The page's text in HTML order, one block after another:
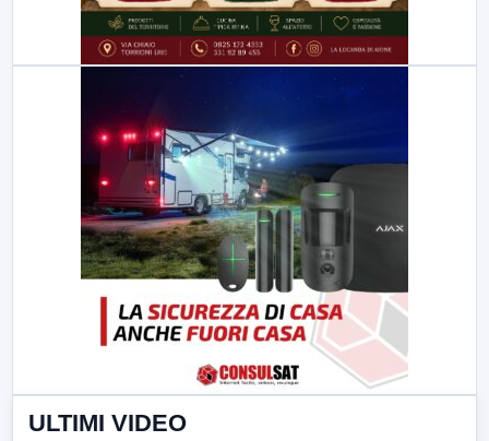
ULTIMI VIDEO